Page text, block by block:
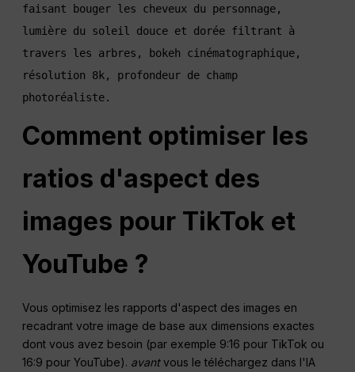
faisant bouger les cheveux du personnage,
lumière du soleil douce et dorée filtrant à
travers les arbres, bokeh cinématographique,
résolution 8k, profondeur de champ
Comment optimiser les
ratios d'aspect des
images pour TikTok et
YouTube ?
Vous optimisez les rapports d'aspect des images en
recadrant votre image de base aux dimensions exactes
dont vous avez besoin (par exemple 9:16 pour TikTok ou
16:9 pour YouTube). avantvous le téléchargez dans l'IA